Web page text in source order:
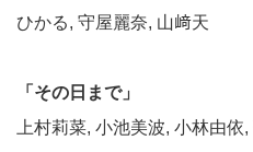
ひかる, 守屋麗奈, 山﨑天
「その日まで」
上村莉菜, 小池美波, 小林由